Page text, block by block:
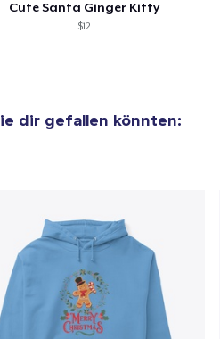
Cute Santa Ginger Kitty
$12
dir gefallen könnten: